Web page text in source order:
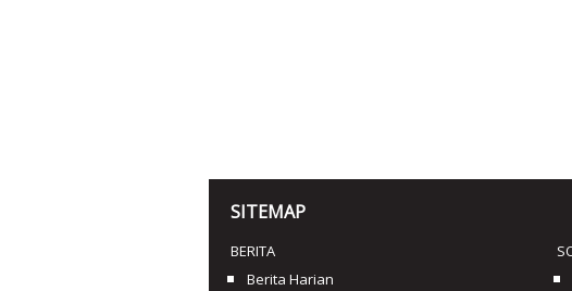
SITEMAP
BERITA
Berita Harian